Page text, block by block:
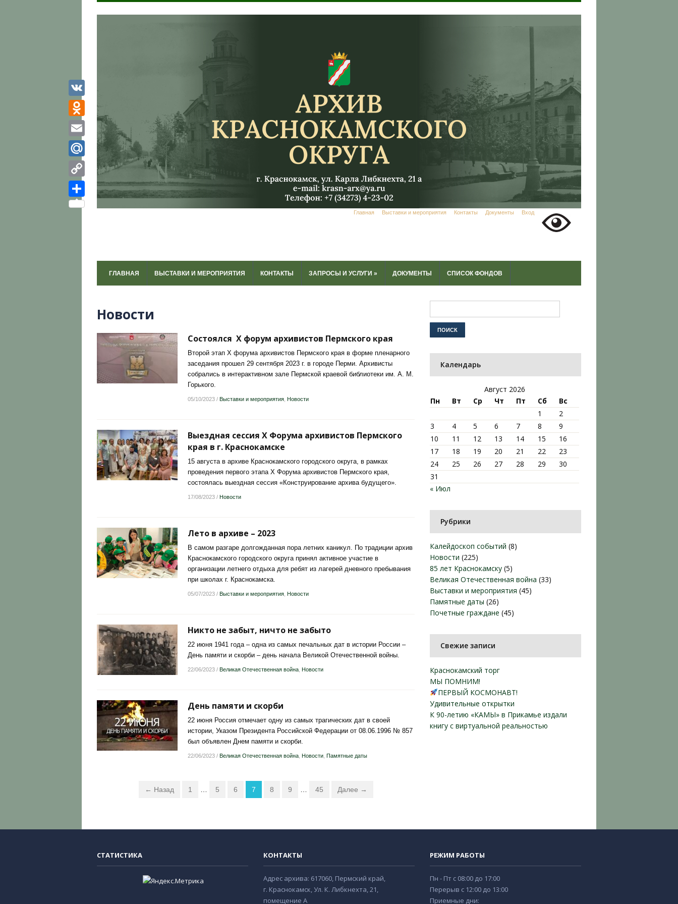
Главная Выставки и мероприятия Контакты Документы Вход
ГЛАВНАЯ ВЫСТАВКИ И МЕРОПРИЯТИЯ КОНТАКТЫ ЗАПРОСЫ И УСЛУГИ » ДОКУМЕНТЫ СПИСОК ФОНДОВ
Новости
Состоялся X форум архивистов Пермского края
Второй этап X форума архивистов Пермского края в форме пленарного
заседания прошел 29 сентября 2023 г. в городе Перми. Архивисты
собрались в интерактивном зале Пермской краевой библиотеки им. А. М.
Горького.
05/10/2023/ Выставки и мероприятия, Новости
VK
Odnoklassniki
Email
Mail.Ru
Copy
Link
Отправить
Выездная сессия X Форума архивистов Пермского
края в г. Краснокамске
15 августа в архиве Краснокамского городского округа, в рамках
проведения первого этапа X Форума архивистов Пермского края,
состоялась выездная сессия «Конструирование архива будущего».
17/08/2023/ Новости
Лето в архиве – 2023
В самом разгаре долгожданная пора летних каникул. По традиции архив
Краснокамского городского округа принял активное участие в
организации летнего отдыха для ребят из лагерей дневного пребывания
при школах г. Краснокамска.
05/07/2023/ Выставки и мероприятия, Новости
Никто не забыт, ничто не забыто
22 июня 1941 года – одна из самых печальных дат в истории России –
День памяти и скорби – день начала Великой Отечественной войны.
22/06/2023/ Великая Отечественная война, Новости
День памяти и скорби
22 июня Россия отмечает одну из самых трагических дат в своей
истории, Указом Президента Российской Федерации от 08.06.1996 № 857
был объявлен Днем памяти и скорби.
22/06/2023/ Великая Отечественная война, Новости, Памятные даты
← Назад 1 5 6 7 8 9 45 Далее →
Календарь
Август 2026
Пн
Вт Ср Чт Пт Сб
Вс
1
2
3
4 5 6 7 8
9
10
11 12 13 14 15
16
17
18 19 20 21 22
23
24
25 26 27 28 29
30
31
« Июл
Рубрики
Калейдоскоп событий (8)
Новости (225)
85 лет Краснокамску (5)
Великая Отечественная война (33)
Выставки и мероприятия (45)
Памятные даты (26)
Почетные граждане (45)
Свежие записи
Краснокамский торг
МЫ ПОМНИМ!
ПЕРВЫЙ КОСМОНАВТ!
Удивительные открытки
К 90-летию «КАМЫ» в Прикамье издали
книгу с виртуальной реальностью
СТАТИСТИКА КОНТАКТЫ
Адрес архива: 617060, Пермский край,
г. Краснокамск, Ул. К. Либкнехта, 21,
помещение А
РЕЖИМ РАБОТЫ
Пн - Пт с 08:00 до 17:00
Перерыв с 12:00 до 13:00
Приемные дни: